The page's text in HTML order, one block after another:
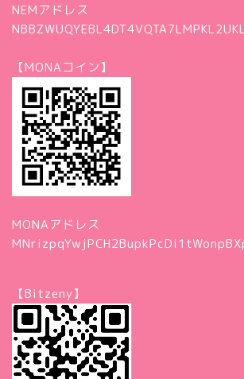
NEMアドレス
【MONAコイン】
MONAアドレス
【Bitzeny】